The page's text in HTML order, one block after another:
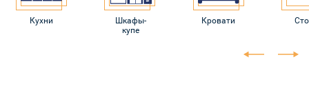
Кухни
Шкафы-
купе
Кровати